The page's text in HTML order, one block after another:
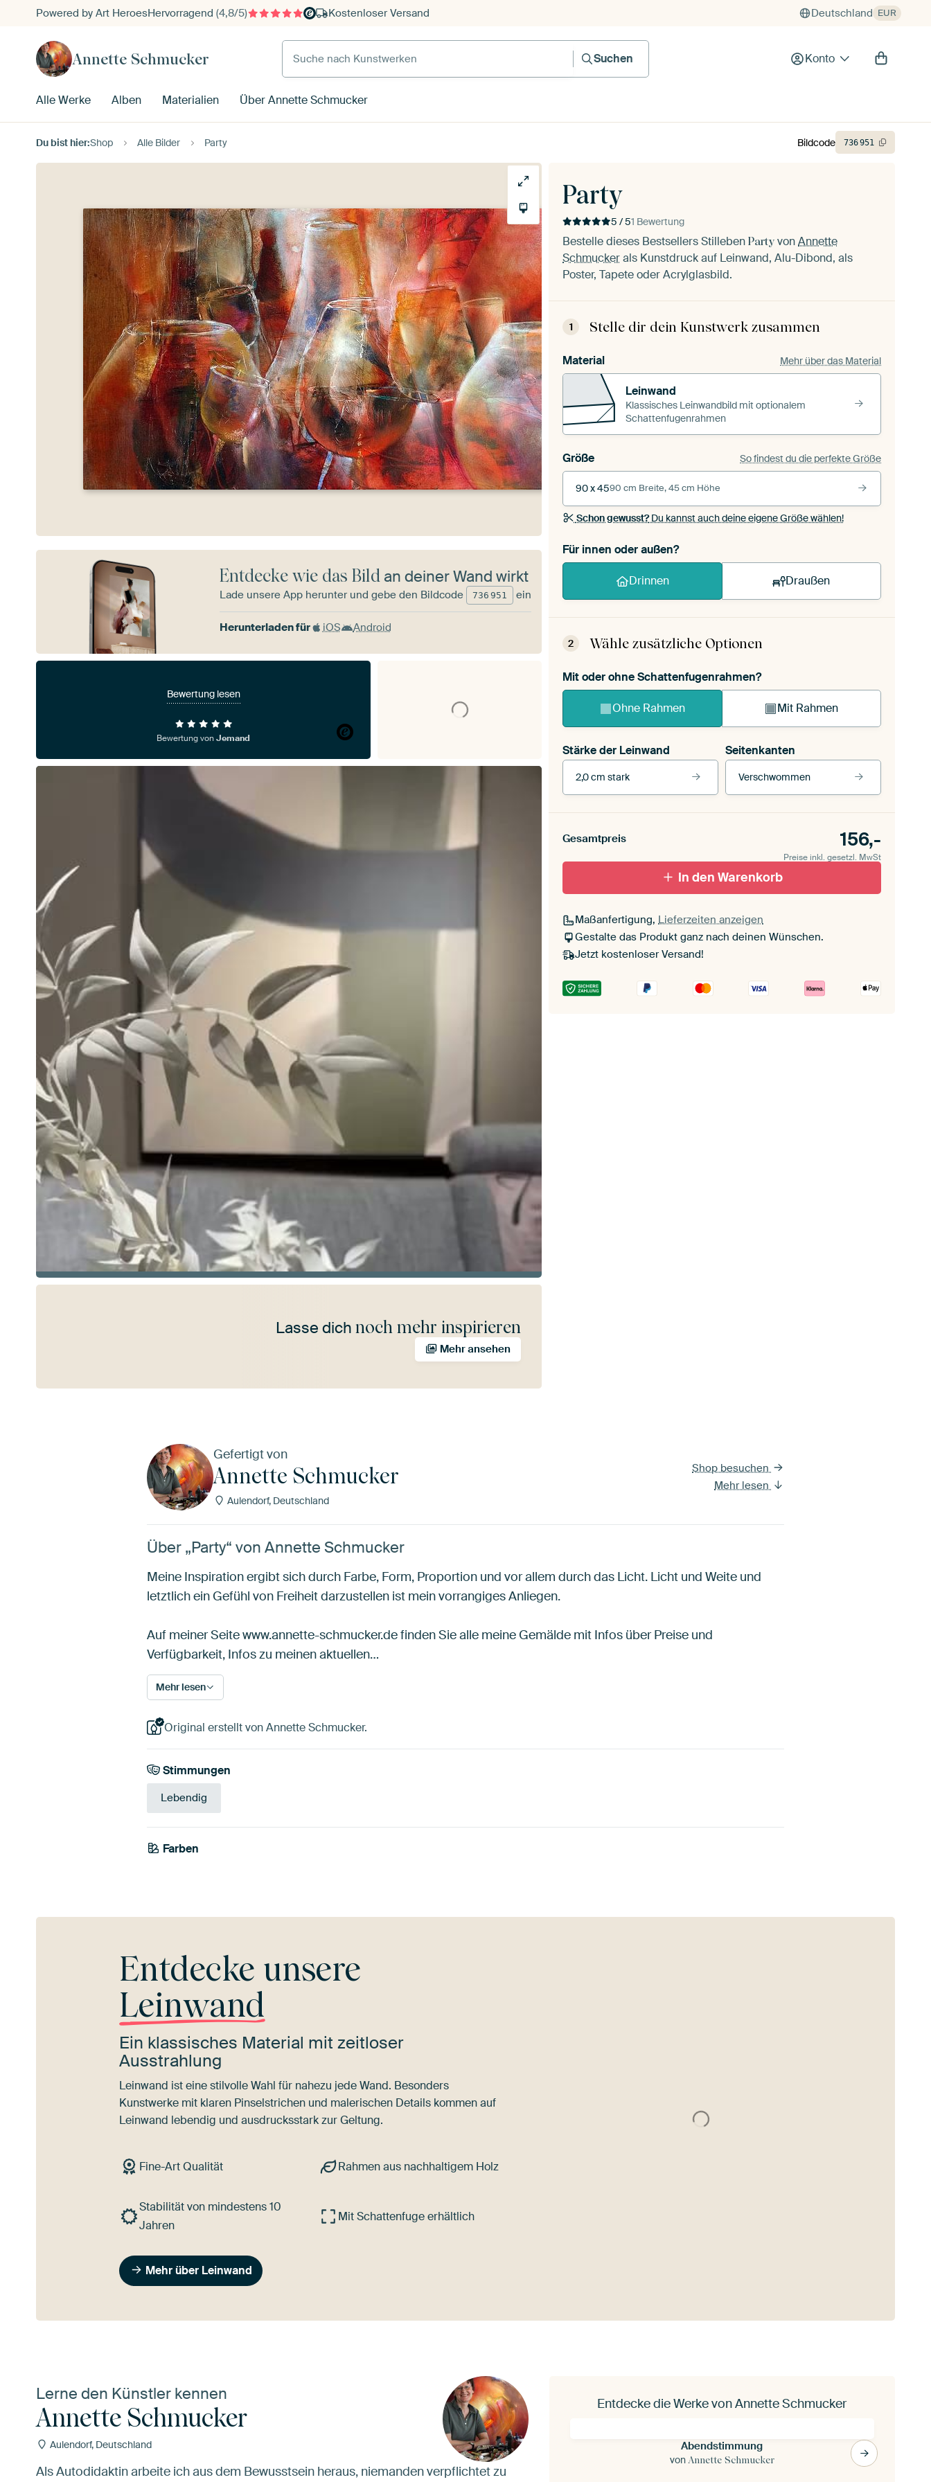
Powered by Art HeroesHervorragend (4,8/5) Kostenloser Versand Deutschland EUR
Annette Schmucker
Suche nach Kunstwerken
Suchen
Konto
Alle Werke Alben Materialien Über Annette Schmucker
Du bist hier:Shop Alle Bilder Party
Party
5 / 51 Bewertung
Bestelle dieses Bestsellers Stilleben Party vonAnnette
Schmuckerals Kunstdruck auf Leinwand, Alu-Dibond, als
Poster, Tapete oder Acrylglasbild.
1 Stelle dir dein Kunstwerk zusammen
Material Mehr über das Material
Leinwand
Klassisches Leinwandbild mit optionalem
Schattenfugenrahmen
Größe So findest du die perfekte Größe
90 x 4590 cm Breite, 45 cm Höhe
Schon gewusst?Du kannst auch deine eigene Größe wählen!
Für innen oder außen?
Drinnen Draußen
2 Wähle zusätzliche Optionen
Mit oder ohne Schattenfugenrahmen?
Ohne Rahmen Mit Rahmen
Stärke der Leinwand
2,0 cm stark
Seitenkanten
Verschwommen
schwarz
Mit Schattenfugenrahmen, weiß
cm stark
Seitenkanten
Gesamtpreis 156,-
Preise inkl. gesetzl. MwSt
In den Warenkorb
Maßanfertigung, Lieferzeiten anzeigen
Gestalte das Produkt ganz nach deinen Wünschen.
Jetzt kostenloser Versand!
Bildcode 736951
Entdecke wie das Bildan deiner Wand wirkt
Lade unsere App herunter und gebe den Bildcode 736 951 ein
Herunterladen für iOS Android
Bewertung lesen
Bewertung vonJemand
Lasse dich noch mehr inspirieren
Mehr ansehen
Gefertigt von
Annette Schmucker
Aulendorf, Deutschland
Shop besuchen
Mehr lesen
Über „Party“ von Annette Schmucker
Meine Inspiration ergibt sich durch Farbe, Form, Proportion und vor allem durch das Licht. Licht und Weite und
letztlich ein Gefühl von Freiheit darzustellen ist mein vorrangiges Anliegen.
Auf meiner Seite www.annette-schmucker.de finden Sie alle meine Gemälde mit Infos über Preise und
Verfügbarkeit, Infos zu meinen aktuellen…
Mehr lesen
Original erstellt von Annette Schmucker.
Stimmungen
Lebendig
Farben
Braun
Entdecke unsere
Leinwand
Ein klassisches Material mit zeitloser
Ausstrahlung
Leinwand ist eine stilvolle Wahl für nahezu jede Wand. Besonders
Kunstwerke mit klaren Pinselstrichen und malerischen Details kommen auf
Leinwand lebendig und ausdrucksstark zur Geltung.
Fine-Art Qualität Rahmen aus nachhaltigem Holz
Stabilität von mindestens 10
Jahren
Mit Schattenfuge erhältlich
Mehr über Leinwand
Lerne den Künstler kennen
Annette Schmucker
Aulendorf, Deutschland
Als Autodidaktin arbeite ich aus dem Bewusstsein heraus, niemanden verpflichtet zu
Entdecke die Werke von Annette Schmucker
Abendstimmung
von Annette Schmucker